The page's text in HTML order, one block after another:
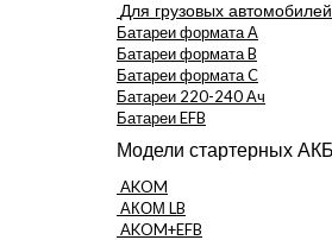
Для грузовых автомобилей
Батареи формата А
Батареи формата B
Батареи формата C
Батареи 220-240 Ач
Батареи EFB
Модели стартерных АКБ
AKOM
АКОМ LB
AKOM+EFB